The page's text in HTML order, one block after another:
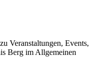
Veranstaltungen, Events,
Berg im Allgemeinen